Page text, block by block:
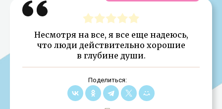
Несмотря на все, я все еще надеюсь,
что люди действительно хорошие
в глубине души.
Поделиться: